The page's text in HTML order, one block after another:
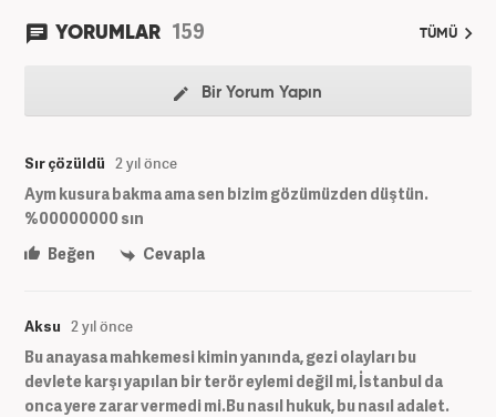
YORUMLAR 159 TÜMÜ
Bir Yorum Yapın
Sır çözüldü 2 yıl önce
Aym kusura bakma ama sen bizim gözümüzden düştün.
%00000000 sın
Beğen
Cevapla
Aksu 2 yıl önce
Bu anayasa mahkemesi kimin yanında, gezi olayları bu
devlete karşı yapılan bir terör eylemi değil mi, İstanbul da
onca yere zarar vermedi mi.Bu nasıl hukuk, bu nasıl adalet.